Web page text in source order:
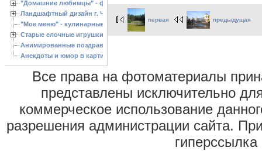
"Домашние любимцы" - фото
Ландшафтный дизайн г. Черкассы
"Мое меню" - кулинарные рецепты
Старые елочные игрушки
Анимированные поздравления с Новым 2013 годом
Анекдоты и юмор в картинках
первая предыдущая
Все права на фотоматериалы
представлены исключительно
коммерческое использование
разрешения администрации сайта.
гиперссылка